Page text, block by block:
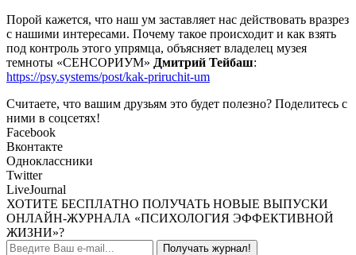
Порой кажется, что наш ум заставляет нас действовать вразрез
с нашими интересами. Почему такое происходит и как взять
под контроль этого упрямца, объясняет владелец музея
темноты «СЕНСОРИУМ» Дмитрий Тейбаш:
https://psy.systems/post/kak-priruchit-um
Считаете, что вашим друзьям это будет полезно? Поделитесь с
ними в соцсетях!
Facebook
Вконтакте
Одноклассники
Twitter
LiveJournal
ХОТИТЕ БЕСПЛАТНО ПОЛУЧАТЬ НОВЫЕ ВЫПУСКИ
ОНЛАЙН-ЖУРНАЛА «ПСИХОЛОГИЯ ЭФФЕКТИВНОЙ
ЖИЗНИ»?
Получать журнал!